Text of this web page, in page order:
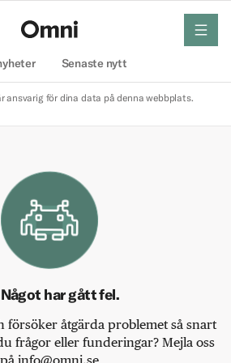
Senaste nytt
meny
ansvarig för dina data på denna webbplats.
har gått fel.
försöker åtgärda problemet så snart
frågor eller funderingar? Mejla oss